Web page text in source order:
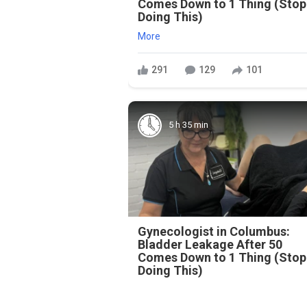
Comes Down to 1 Thing (Stop
Doing This)
More
291 129 101
5 h 35 min
Gynecologist in Columbus:
Bladder Leakage After 50
Comes Down to 1 Thing (Stop
Doing This)